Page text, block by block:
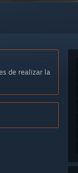
de realizar la